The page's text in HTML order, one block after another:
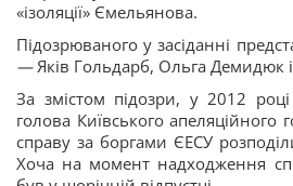
«ізоляції» Ємельянова.
Підозрюваного у засіданні
—Яків Гольдарб, Ольга Демидюк
За змістом підозри, у 2012
голова Київського апеляційного
справу за боргами ЄЕСУ
Хоча на момент надходження